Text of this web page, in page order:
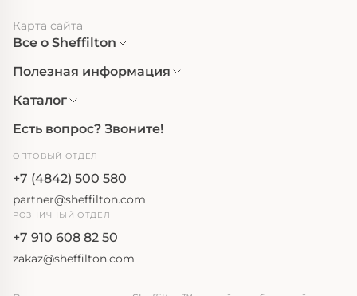
Карта сайта
Все о Sheffilton
Полезная информация
Каталог
Есть вопрос? Звоните!
ОПТОВЫЙ ОТДЕЛ
+7 (4842) 500 580
partner@sheffilton.com
РОЗНИЧНЫЙ ОТДЕЛ
+7 910 608 82 50
zakaz@sheffilton.com